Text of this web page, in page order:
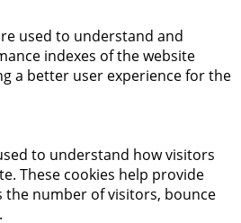
used to understand and
indexes of the website
a better user experience for the
to understand how visitors
These cookies help provide
number of visitors, bounce